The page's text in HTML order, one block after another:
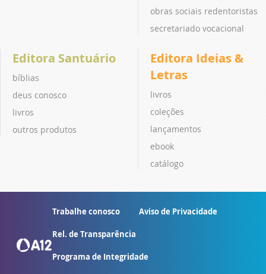
obras sociais redentoristas
secretariado vocacional
Editora Santuário
bíblias
deus conosco
livros
outros produtos
Editora Ideias &
Letras
livros
coleções
lançamentos
ebook
catálogo
Trabalhe conosco Aviso de Privacidade
Rel. de Transparência
Programa de Integridade